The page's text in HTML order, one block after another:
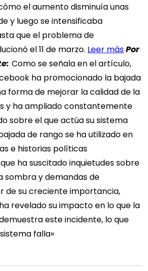
el aumento disminuía unas
y luego se intensificaba
que el problema de
el 11 de marzo. Leer másPor
Como se señala en el artículo,
ha promocionado la bajada
forma de mejorar la calidad de la
y ha ampliado constantemente
sobre el que actúa su sistema
de rango se ha utilizado en
e historias políticas
ha suscitado inquietudes sobre
sombra y demandas de
de su creciente importancia,
revelado su impacto en lo que la
este incidente, lo que
falla»